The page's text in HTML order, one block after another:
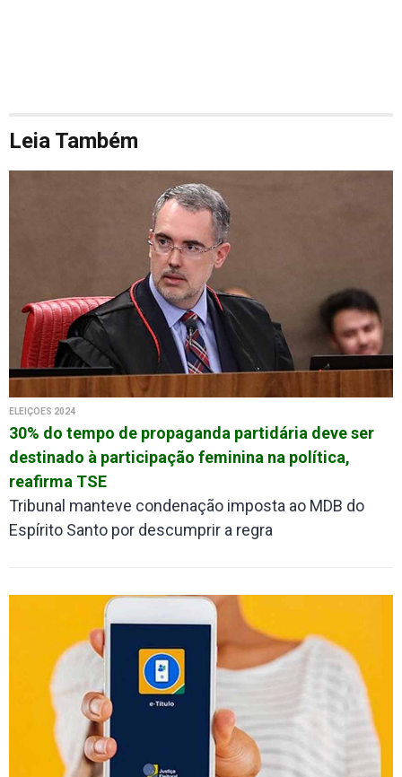
Leia Também
ELEIÇÕES 2024
30% do tempo de propaganda partidária deve ser
destinado à participação feminina na política,
reafirma TSE
Tribunal manteve condenação imposta ao MDB do
Espírito Santo por descumprir a regra